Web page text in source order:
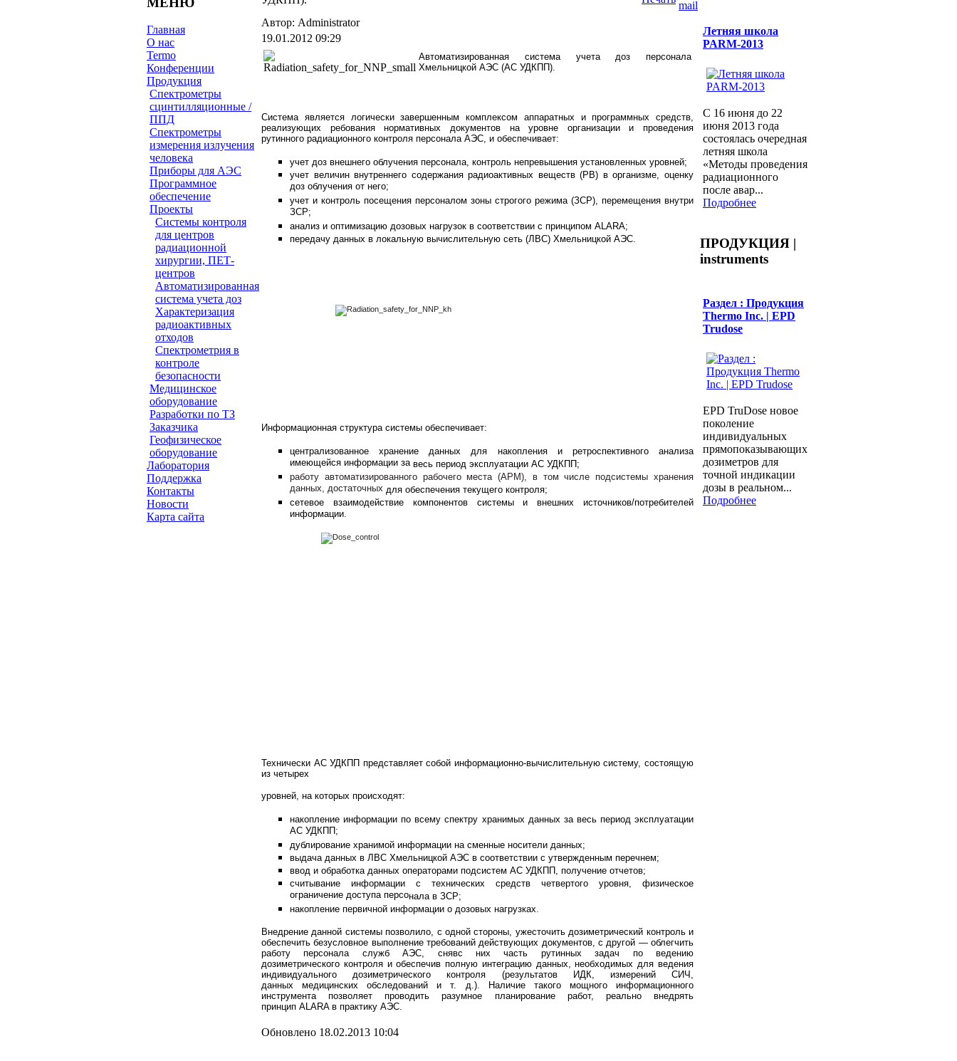
Главная
О нас
Termo
Конференции
Продукция
Cпектрометры
сцинтилляционные /
ППД
Cпектрометры
измерения излучения
человека
Приборы для АЭС
Программное
обеспечение
Проeкты
Системы контроля
для центров
радиационной
хирургии, ПЕТ-
центров
Автоматизированная
система учета доз
Характеризация
радиоактивных
отходов
Спектрометрия в
контроле
безопасности
Медицинское
оборудование
Разработки по ТЗ
Заказчика
Геофизическое
оборудование
Лаборатория
Поддержка
Контакты
Новости
Карта сайта
Автор: Administrator
19.01.2012 09:29
Автоматизированная система учета доз персонала
Хмельницкой АЭС (АС УДКПП).
Система является логически завершенным комплексом аппаратных и программных средств,
реализующих ребования нормативных документов на уровне организации и проведения
рутинного радиационного контроля персонала АЭС, и обеспечивает:
учет доз внешнего облучения персонала, контроль непревышения установленных уровней;
учет величин внутреннего содержания радиоактивных веществ (РВ) в организме, оценку
доз облучения от него;
учет и контроль посещения персоналом зоны строгого режима (ЗСР), перемещения внутри
ЗСР;
анализ и оптимизацию дозовых нагрузок в соответствии с принципом ALARA;
передачу данных в локальную вычислительную сеть (ЛВС) Хмельницкой АЭС.
Информационная структура системы обеспечивает:
централизованное хранение данных для накопления и ретроспективного анализа
имеющейся информации за весь период эксплуатации АС УДКПП;
работу автоматизированного рабочего места (АРМ), в том числе подсистемы хранения
данных, достаточных для обеспечения текущего контроля;
сетевое взаимодействие компонентов системы и внешних источников/потребителей
информации.
Технически АС УДКПП представляет собой информационно-вычислительную систему, состоящую
из четырех
уровней, на которых происходят:
накопление информации по всему спектру хранимых данных за весь период эксплуатации
АС УДКПП;
дублирование хранимой информации на сменные носители данных;
выдача данных в ЛВС Хмельницкой АЭС в соответствии с утвержденным перечнем;
ввод и обработка данных операторами подсистем АС УДКПП, получение отчетов;
считывание информации с технических средств четвертого уровня, физическое
ограничение доступа персонала в ЗСР;
накопление первичной информации о дозовых нагрузках.
Внедрение данной системы позволило, с одной стороны, ужесточить дозиметрический контроль и
обеспечить безусловное выполнение требований действующих документов,с другой — облегчить
работу персонала служб АЭС, снявс них часть рутинных задач по ведению
дозиметрического контроля и обеспечив полную интеграцию данных, необходимых для ведения
индивидуального дозиметрического контроля (результатов ИДК, измерений СИЧ,
данныхмедицинских обследований и т. д.). Наличие такого мощного информационного
инструмента позволяет проводитьразумное планирование работ, реально внедрять
принцип ALARA в практику АЭС.
Обновлено 18.02.2013 10:04
Летняя школа
PARM-2013
С 16 июня до 22
июня 2013 года
состоялась очередная
летняя школа
«Методы проведения
радиационного
после авар...
Подробнее
ПРОДУКЦИЯ |
instruments
Раздел : Продукция
Thermo Inc. | EPD
Trudose
EPD TruDose новое
поколение
индивидуальных
прямопоказывающих
дозиметров для
точной индикации
дозы в реальном...
Подробнее